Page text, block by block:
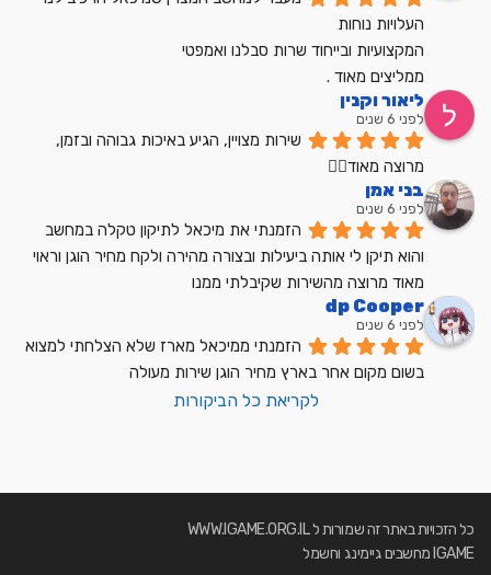
העלויות נוחות
המקצועיות ובייחוד שרות סבלנו ואמפטי
ממליצים מאוד .
ליאור וקנין
לפני 6 שנים
מרוצה מאוד👍🏼
בני אמן
לפני 6 שנים
מאוד מרוצה מהשירות שקיבלתי ממנו
dp Cooper
לפני 6 שנים
בשום מקום אחר בארץ מחיר הוגן שירות מעולה
לקריאת כל הביקורות
כל הזכויות באתר זה שמורות ל WWW.IGAME.ORG.IL
IGAME מחשבים גיימינג וחשמל